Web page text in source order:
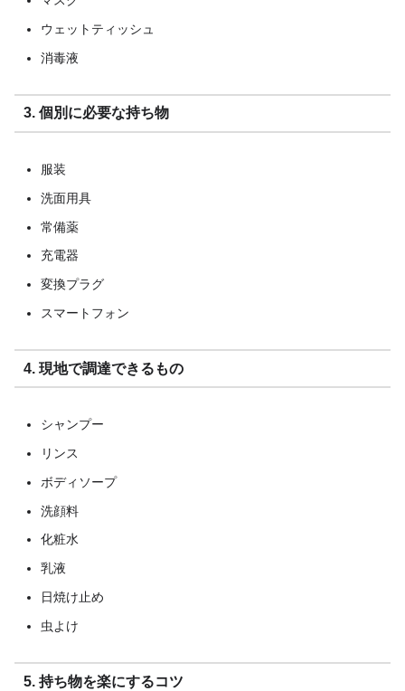
ウェットティッシュ
消毒液
3. 個別に必要な持ち物
服装
洗面用具
常備薬
充電器
変換プラグ
スマートフォン
4. 現地で調達できるもの
シャンプー
リンス
ボディソープ
洗顔料
化粧水
乳液
日焼け止め
虫よけ
5. 持ち物を楽にするコツ